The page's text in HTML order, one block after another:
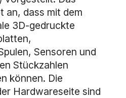
an, dass mit dem
3D-gedruckte
Sensoren und
Stückzahlen
können. Die
Hardwareseite sind